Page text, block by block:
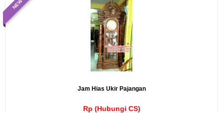
NEW
Jam Hias Ukir Pajangan
Rp (Hubungi CS)